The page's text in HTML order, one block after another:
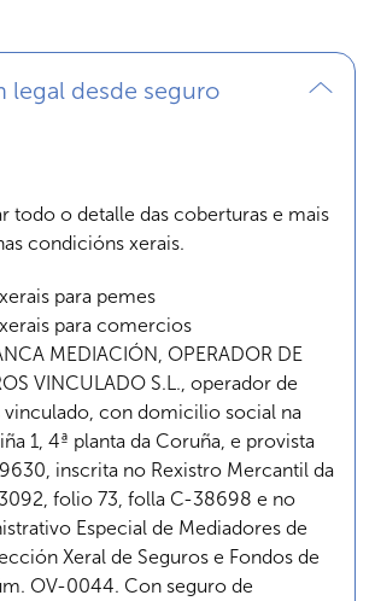
legal desde seguro
todo o detalle das coberturas e mais
condicións xerais.
para pemes
para comercios
MEDIACIÓN, OPERADOR DE
VINCULADO S.L., operador de
vinculado, con domicilio social na
1, 4ª planta da Coruña, e provista
inscrita no Rexistro Mercantil da
folio 73, folla C-38698 e no
Especial de Mediadores de
Xeral de Seguros e Fondos de
OV-0044. Con seguro de